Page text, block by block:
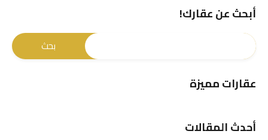
أبحث عن عقارك!
عقارات مميزة
أحدث المقالات